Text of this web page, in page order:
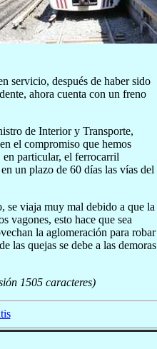
servicio, después de haber sido
ahora cuenta con un freno
de Interior y Transporte,
el compromiso que hemos
particular, el ferrocarril
un plazo de 60 días las vías del
se viaja muy mal debido a que la
vagones, esto hace que sea
la aglomeración para robar
las quejas se debe a las demoras
1505 caracteres)